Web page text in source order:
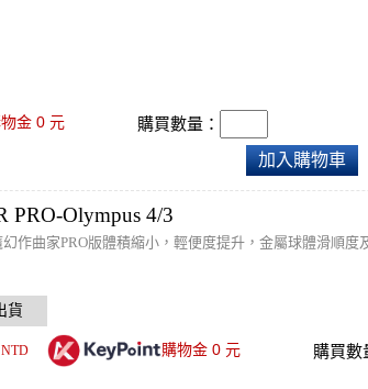
金 0元 購買數量：
加入購物車
PRO-Olympus 4/3
作曲家PRO版體積縮小，輕便度提升，金屬球體滑順度
NTD 購物金 0元 購買數